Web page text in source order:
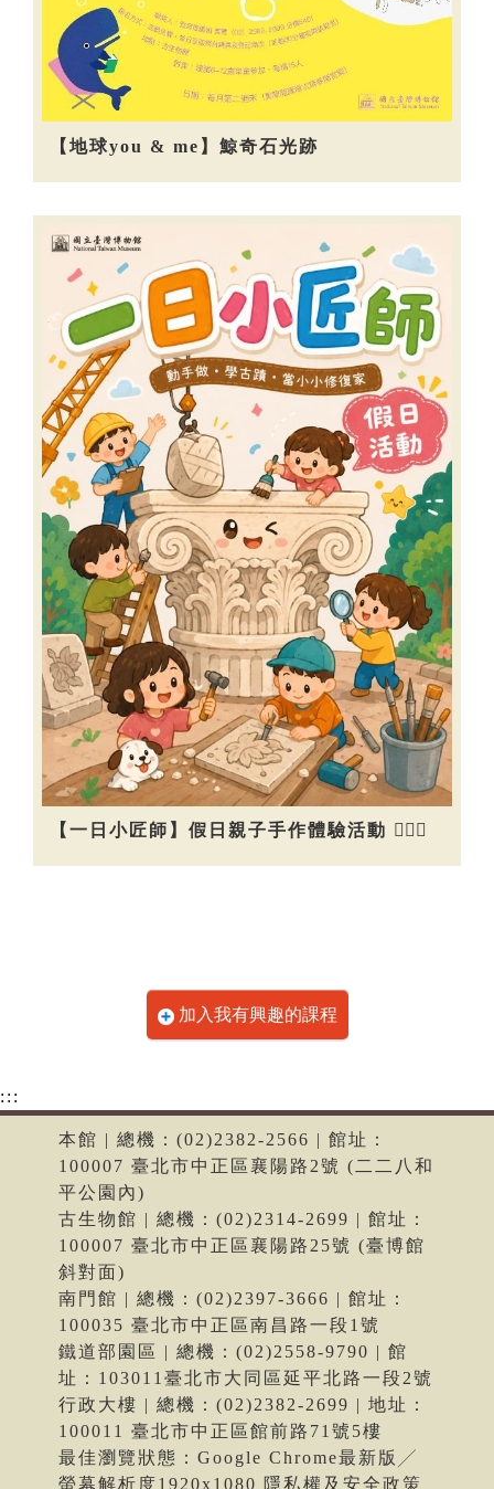
【地球you & me】鯨奇石光跡
【一日小匠師】假日親子手作體驗活動 👷🏻‍♀️
加入我有興趣的課程
:::
本館 | 總機：(02)2382-2566 | 館址：
100007 臺北市中正區襄陽路2號 (二二八和
平公園內)
古生物館 | 總機：(02)2314-2699 | 館址：
100007 臺北市中正區襄陽路25號 (臺博館
斜對面)
南門館 | 總機：(02)2397-3666 | 館址：
100035 臺北市中正區南昌路一段1號
鐵道部園區 | 總機：(02)2558-9790 | 館
址：103011臺北市大同區延平北路一段2號
行政大樓 | 總機：(02)2382-2699 | 地址：
100011 臺北市中正區館前路71號5樓
最佳瀏覽狀態：Google Chrome最新版╱
螢幕解析度1920x1080 隱私權及安全政策